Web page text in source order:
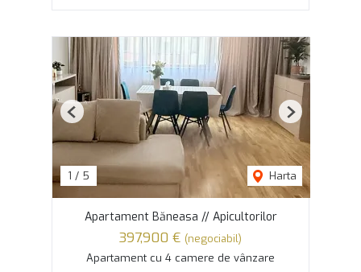
1 / 5 Harta
Previous Next
Apartament Băneasa // Apicultorilor
397,900 € (negociabil)
Apartament cu 4 camere de vânzare